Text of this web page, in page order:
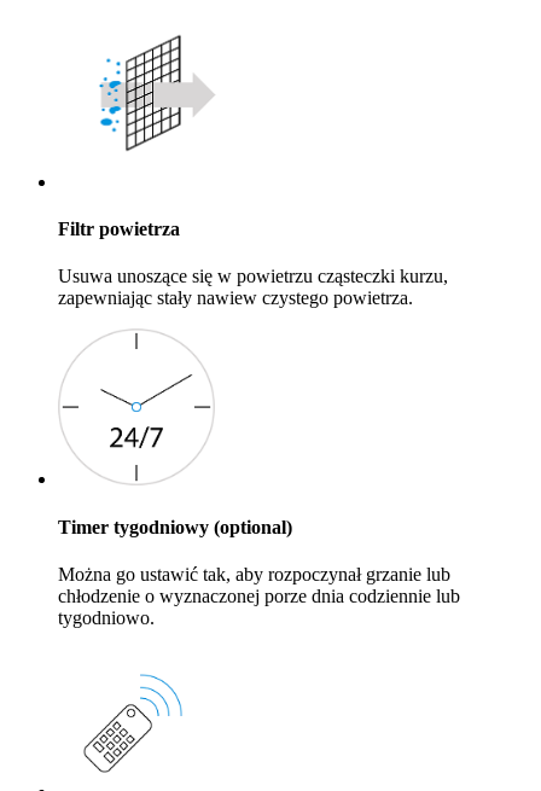
Filtr powietrza
Usuwa unoszące się w powietrzu cząsteczki kurzu,
zapewniając stały nawiew czystego powietrza.
Timer tygodniowy (optional)
Można go ustawić tak, aby rozpoczynał grzanie lub
chłodzenie o wyznaczonej porze dnia codziennie lub
tygodniowo.